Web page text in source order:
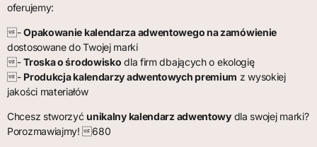
oferujemy:
-Opakowanie kalendarza adwentowego na zamówienie
dostosowane do Twojej marki
-Troska o środowisko dla firm dbających o ekologię
- Produkcja kalendarzy adwentowych premium z wysokiej
jakości materiałów
Chcesz stworzyćunikalny kalendarz adwentowydla swojej marki?
Porozmawiajmy! 680